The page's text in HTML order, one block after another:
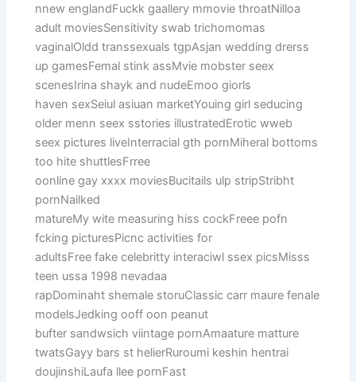
nnew englandFuckk gaallery mmovie throatNilloa
adult moviesSensitivity swab trichomomas
vaginalOldd transsexuals tgpAsjan wedding drerss
up gamesFemal stink assMvie mobster seex
scenesIrina shayk and nudeEmoo giorls
haven sexSeiul asiuan marketYouing girl seducing
older menn seex sstories illustratedErotic wweb
seex pictures liveInterracial gth pornMiheral bottoms
too hite shuttlesFrree
oonline gay xxxx moviesBucitails ulp stripStribht
pornNailked
matureMy wite measuring hiss cockFreee pofn
fcking picturesPicnc activities for
adultsFree fake celebritty interaciwl ssex picsMisss
teen ussa 1998 nevadaa
rapDominaht shemale storuClassic carr maure fenale
modelsJedking ooff oon peanut
bufter sandwsich viintage pornAmaature matture
twatsGayy bars st helierRuroumi keshin hentrai
doujinshiLaufa llee pornFast